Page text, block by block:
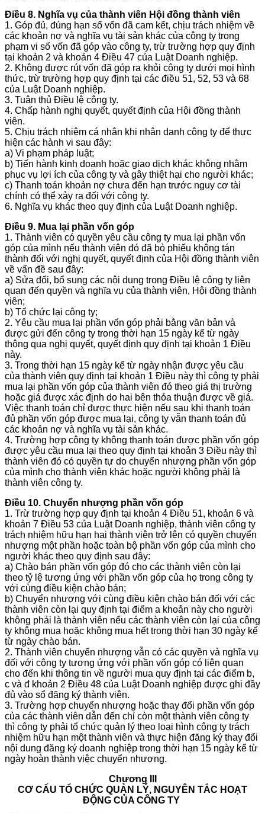
Điều 8. Nghĩa vụ của thành viên Hội đồng thành viên
1. Góp đủ, đúng hạn số vốn đã cam kết, chịu trách nhiệm về
các khoản nợ và nghĩa vụ tài sản khác của công ty trong
phạm vi số vốn đã góp vào công ty, trừ trường hợp quy định
tại khoản 2 và khoản 4 Điều 47 của Luật Doanh nghiệp.
2. Không được rút vốn đã góp ra khỏi công ty dưới mọi hình
thức, trừ trường hợp quy định tại các điều 51, 52, 53 và 68
của Luật Doanh nghiệp.
3. Tuân thủ Điều lệ công ty.
4. Chấp hành nghị quyết, quyết định của Hội đồng thành
viên.
5. Chịu trách nhiệm cá nhân khi nhân danh công ty để thực
hiện các hành vi sau đây:
a) Vi phạm pháp luật;
b) Tiến hành kinh doanh hoặc giao dịch khác không nhằm
phục vụ lợi ích của công ty và gây thiệt hại cho người khác;
c) Thanh toán khoản nợ chưa đến hạn trước nguy cơ tài
chính có thể xảy ra đối với công ty.
6. Nghĩa vụ khác theo quy định của Luật Doanh nghiệp.
Điều 9. Mua lại phần vốn góp
1. Thành viên có quyền yêu cầu công ty mua lại phần vốn
góp của mình nếu thành viên đó đã bỏ phiếu không tán
thành đối với nghị quyết, quyết định của Hội đồng thành viên
về vấn đề sau đây:
a) Sửa đổi, bổ sung các nội dung trong Điều lệ công ty liên
quan đến quyền và nghĩa vụ của thành viên, Hội đồng thành
viên;
b) Tổ chức lại công ty;
2. Yêu cầu mua lại phần vốn góp phải bằng văn bản và
được gửi đến công ty trong thời hạn 15 ngày kể từ ngày
thông qua nghị quyết, quyết định quy định tại khoản 1 Điều
này.
3. Trong thời hạn 15 ngày kể từ ngày nhận được yêu cầu
của thành viên quy định tại khoản 1 Điều này thì công ty phải
mua lại phần vốn góp của thành viên đó theo giá thị trường
hoặc giá được xác định do hai bên thỏa thuận được về giá.
Việc thanh toán chỉ được thực hiện nếu sau khi thanh toán
đủ phần vốn góp được mua lại, công ty vẫn thanh toán đủ
các khoản nợ và nghĩa vụ tài sản khác.
4. Trường hợp công ty không thanh toán được phần vốn góp
được yêu cầu mua lại theo quy định tại khoản 3 Điều này thì
thành viên đó có quyền tự do chuyển nhượng phần vốn góp
của mình cho thành viên khác hoặc người không phải là
thành viên công ty.
Điều 10. Chuyển nhượng phần vốn góp
1. Trừ trường hợp quy định tại khoản 4 Điều 51, khoản 6 và
khoản 7 Điều 53 của Luật Doanh nghiệp, thành viên công ty
trách nhiệm hữu hạn hai thành viên trở lên có quyền chuyển
nhượng một phần hoặc toàn bộ phần vốn góp của mình cho
người khác theo quy định sau đây:
a) Chào bán phần vốn góp đó cho các thành viên còn lại
theo tỷ lệ tương ứng với phần vốn góp của họ trong công ty
với cùng điều kiện chào bán;
b) Chuyển nhượng với cùng điều kiện chào bán đối với các
thành viên còn lại quy định tại điểm a khoản này cho người
không phải là thành viên nếu các thành viên còn lại của công
ty không mua hoặc không mua hết trong thời hạn 30 ngày kể
từ ngày chào bán.
2. Thành viên chuyển nhượng vẫn có các quyền và nghĩa vụ
đối với công ty tương ứng với phần vốn góp có liên quan
cho đến khi thông tin về người mua quy định tại các điểm b,
c và đ khoản 2 Điều 48 của Luật Doanh nghiệp được ghi đầy
đủ vào sổ đăng ký thành viên.
3. Trường hợp chuyển nhượng hoặc thay đổi phần vốn góp
của các thành viên dẫn đến chỉ còn một thành viên công ty
thì công ty phải tổ chức quản lý theo loại hình công ty trách
nhiệm hữu hạn một thành viên và thực hiện đăng ký thay đổi
nội dung đăng ký doanh nghiệp trong thời hạn 15 ngày kể từ
ngày hoàn thành việc chuyển nhượng.
Chương III
CƠ CẤU TỔ CHỨC QUẢN LÝ, NGUYÊN TẮC HOẠT
ĐỘNG CỦA CÔNG TY